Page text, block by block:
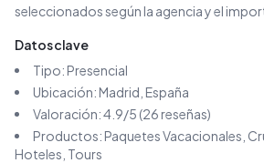
seleccionados según la agencia y el
Datos clave
Tipo:Presencial
Ubicación:Madrid , España
Valoración:4.9/5 (26reseñas)
Productos:Paquetes Vacacionales,
Hoteles, Tours